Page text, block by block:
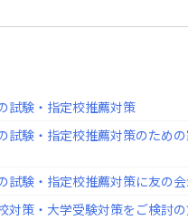
試験・指定校推薦対策
試験・指定校推薦対策のため
試験・指定校推薦対策に友の
対策・大学受験対策をご検討